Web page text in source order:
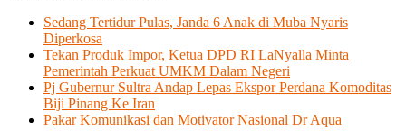
Sedang Tertidur Pulas, Janda 6 Anak di Muba Nyaris
Diperkosa
Tekan Produk Impor, Ketua DPD RI LaNyalla Minta
Pemerintah Perkuat UMKM Dalam Negeri
Pj Gubernur Sultra Andap Lepas Ekspor Perdana Komoditas
Biji Pinang Ke Iran
Pakar Komunikasi dan Motivator Nasional Dr Aqua